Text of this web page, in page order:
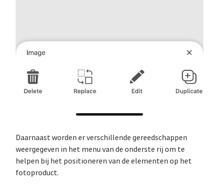
Daarnaast worden er verschillende gereedschappen
weergegeven in het menu van de onderste rij om te
helpen bij het positioneren van de elementen op het
fotoproduct.